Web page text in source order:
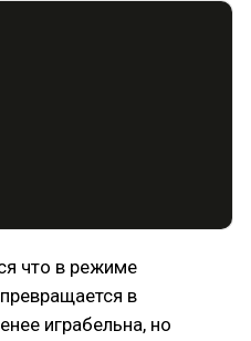
что в режиме
в
играбельна, но